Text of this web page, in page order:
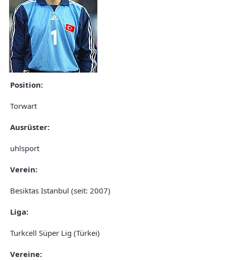
Position:
Torwart
Ausrüster:
uhlsport
Verein:
Besiktas Istanbul (seit: 2007)
Liga:
Turkcell Süper Lig (Türkei)
Vereine: